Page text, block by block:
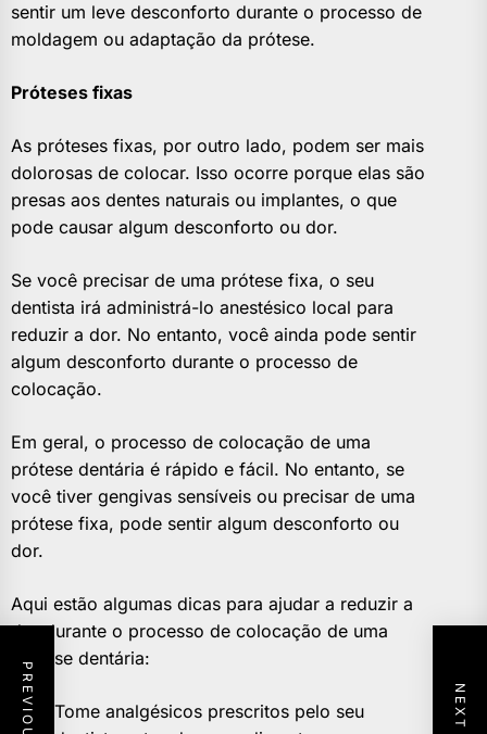
sentir um leve desconforto durante o processo de
moldagem ou adaptação da prótese.
Próteses fixas
As próteses fixas, por outro lado, podem ser mais
dolorosas de colocar. Isso ocorre porque elas são
presas aos dentes naturais ou implantes, o que
pode causar algum desconforto ou dor.
Se você precisar de uma prótese fixa, o seu
dentista irá administrá-lo anestésico local para
reduzir a dor. No entanto, você ainda pode sentir
algum desconforto durante o processo de
colocação.
Em geral, o processo de colocação de uma
prótese dentária é rápido e fácil. No entanto, se
você tiver gengivas sensíveis ou precisar de uma
prótese fixa, pode sentir algum desconforto ou
dor.
Aqui estão algumas dicas para ajudar a reduzir a
dor durante o processo de colocação de uma
prótese dentária:
Tome analgésicos prescritos pelo seu